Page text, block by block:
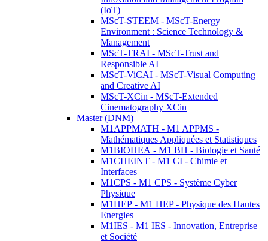
(IoT)
MScT-STEEM - MScT-Energy
Environment : Science Technology &
Management
MScT-TRAI - MScT-Trust and
Responsible AI
MScT-ViCAI - MScT-Visual Computing
and Creative AI
MScT-XCin - MScT-Extended
Cinematography XCin
Master (DNM)
M1APPMATH - M1 APPMS -
Mathématiques Appliquées et Statistiques
M1BIOHEA - M1 BH - Biologie et Santé
M1CHEINT - M1 CI - Chimie et
Interfaces
M1CPS - M1 CPS - Système Cyber
Physique
M1HEP - M1 HEP - Physique des Hautes
Energies
M1IES - M1 IES - Innovation, Entreprise
et Société